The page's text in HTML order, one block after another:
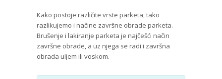
Kako postoje različite vrste parketa, tako
razlikujemo i načine završne obrade parketa.
Brušenje i lakiranje parketa je najčešći način
završne obrade, a uz njega se radi i završna
obrada uljem ili voskom.